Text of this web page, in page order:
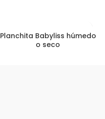
Planchita Babyliss húmedo
o seco